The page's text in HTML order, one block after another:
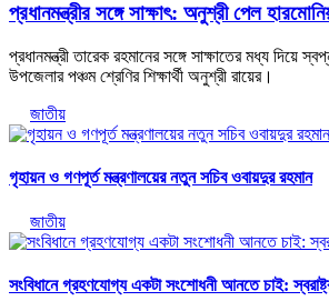
প্রধানমন্ত্রীর সঙ্গে সাক্ষাৎ: অনুশ্রী পেল
প্রধানমন্ত্রী তারেক রহমানের সঙ্গে সাক্ষাতের মধ্য দিয়ে
উপজেলার পঞ্চম শ্রেণির শিক্ষার্থী অনুশ্রী রায়ের।
জাতীয়
গৃহায়ন ও গণপূর্ত মন্ত্রণালয়ের নতুন সচিব ওবায়দুর রহমান
জাতীয়
সংবিধানে গ্রহণযোগ্য একটা সংশোধনী আনতে চাই: